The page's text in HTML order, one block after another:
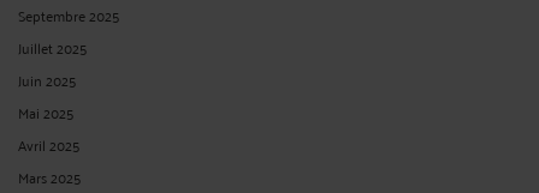
Septembre 2025
Juillet 2025
Juin 2025
Mai 2025
Avril 2025
Mars 2025